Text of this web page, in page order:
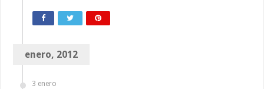
enero, 2012
3 enero